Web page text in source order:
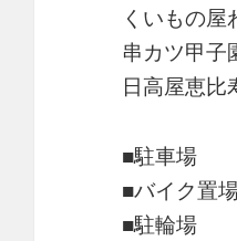
くいもの
串カツ甲
日高屋恵
■駐車場
■バイク
■駐輪場